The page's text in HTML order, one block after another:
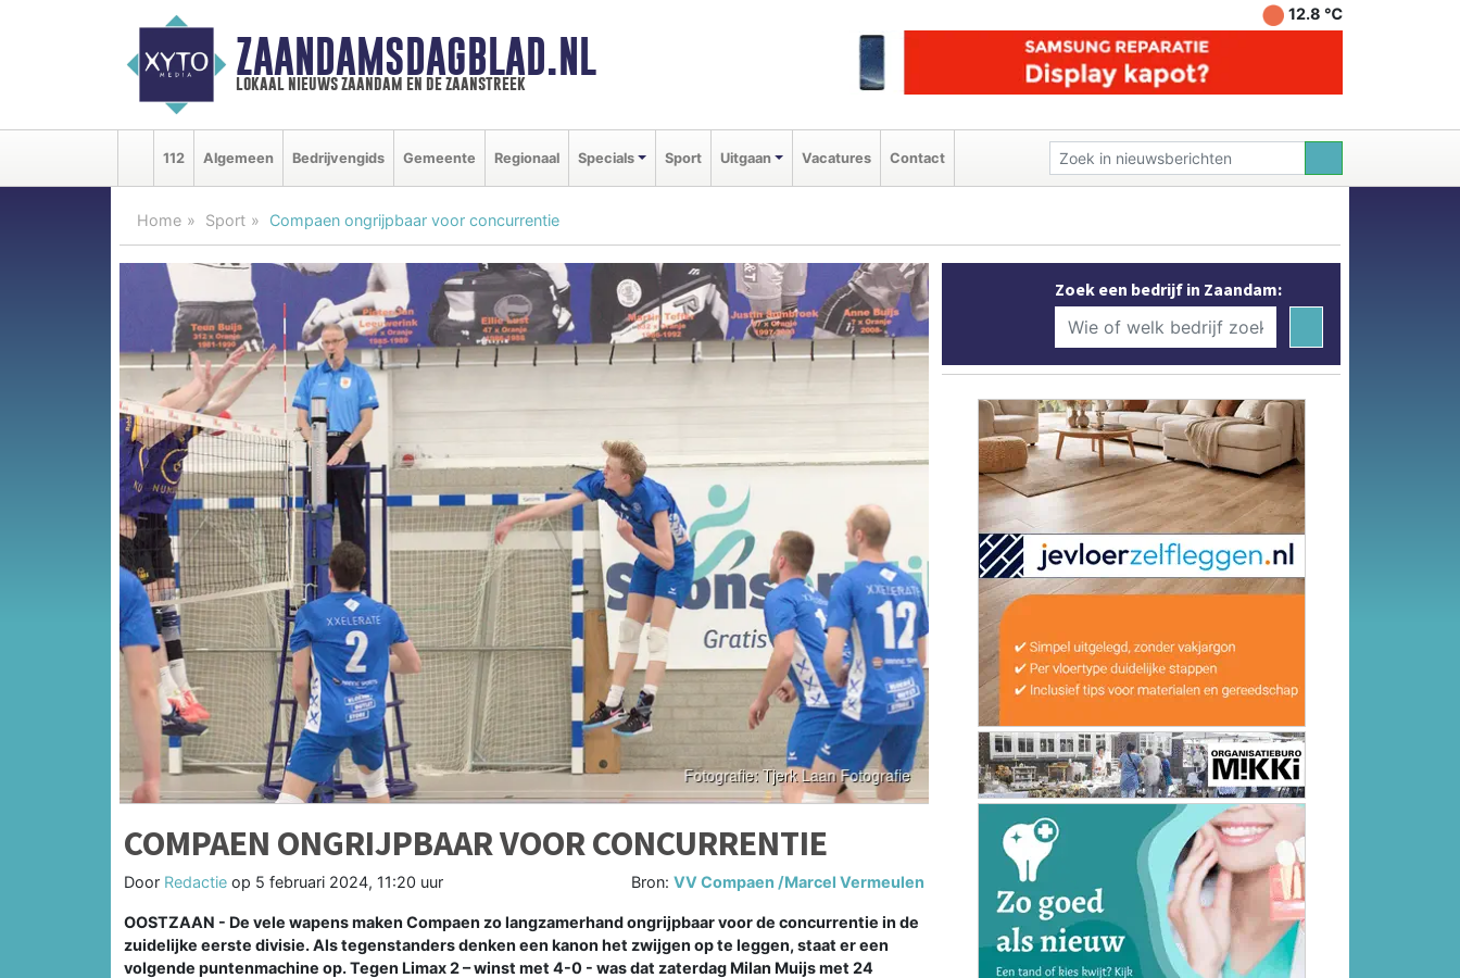
ZAANDAMSDAGBLAD.NL
lokaal nieuws zaandam en de zaanstreek
12.8 ℃
112 Algemeen Bedrijvengids Gemeente Regionaal Specials Sport Uitgaan Vacatures Contact
Home Sport Compaen ongrijpbaar voor concurrentie
COMPAEN ONGRIJPBAAR VOOR CONCURRENTIE
Door Redactie op 5 februari 2024, 11:20 uur Bron:VV Compaen /Marcel Vermeulen
OOSTZAAN - De vele wapens maken Compaen zo langzamerhand ongrijpbaar voor de concurrentie in de
zuidelijke eerste divisie. Als tegenstanders denken een kanon het zwijgen op te leggen, staat er een
volgende puntenmachine op. Tegen Limax 2 – winst met 4-0 - was dat zaterdag Milan Muijs met 24
Zoek een bedrijf in Zaandam: